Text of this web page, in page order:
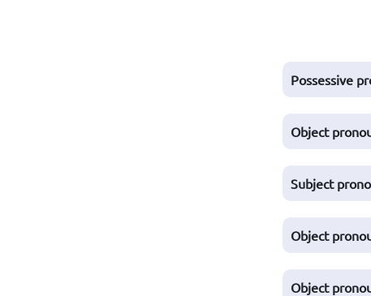
Possessive
Object
Subject
Object
Object